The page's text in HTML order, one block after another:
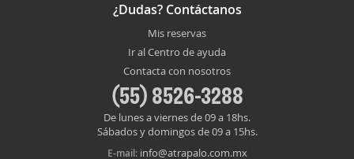
¿Dudas? Contáctanos
Mis reservas
Ir al Centro de ayuda
Contacta con nosotros
(55) 8526-3288
De lunes a viernes de 09 a 18hs.
Sábados y domingos de 09 a 15hs.
E-mail: info@atrapalo.com.mx